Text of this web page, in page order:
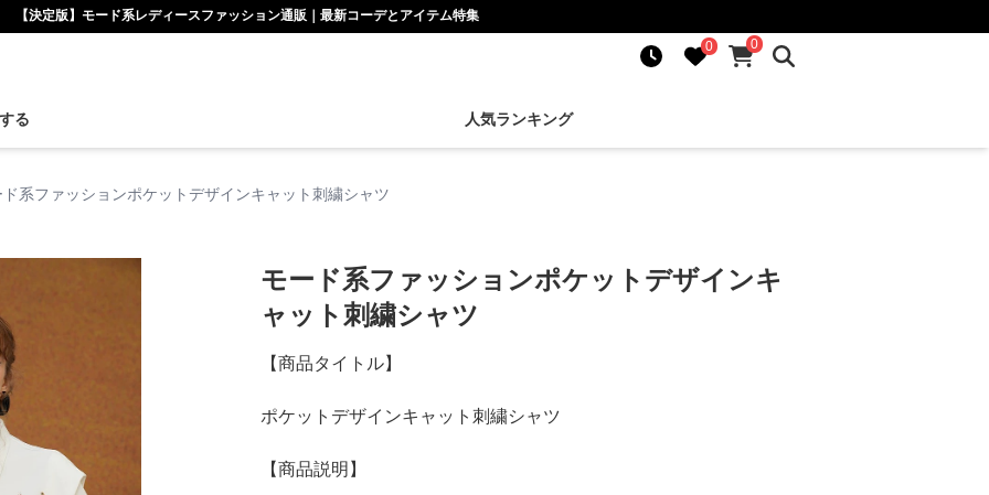
【決定版】モード系レディースファッション通販｜最新コーデとアイテム特集
0
0
る 人気ランキング
ド系ファッションポケットデザインキャット刺繍シャツ
モード系ファッションポケットデザインキ
ャット刺繍シャツ
【商品タイトル】
ポケットデザインキャット刺繍シャツ
【商品説明】